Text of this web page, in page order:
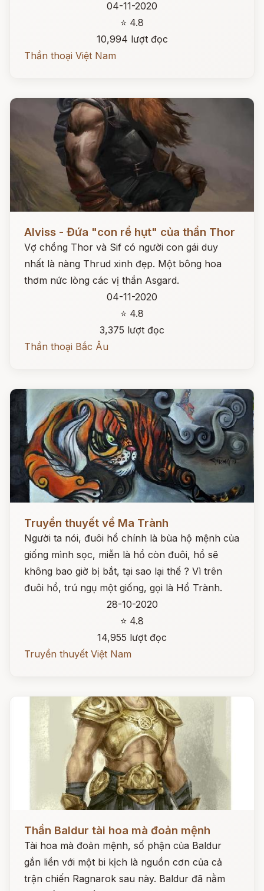
04-11-2020
⭐ 4.8
10,994 lượt đọc
Thần thoại Việt Nam
Alviss - Đứa "con rể hụt" của thần Thor
Vợ chồng Thor và Sif có người con gái duy
nhất là nàng Thrud xinh đẹp. Một bông hoa
thơm nức lòng các vị thần Asgard.
04-11-2020
⭐ 4.8
3,375 lượt đọc
Thần thoại Bắc Âu
Đọc ngay
Truyền thuyết về Ma Trành
Người ta nói, đuôi hổ chính là bùa hộ mệnh của
giống mình sọc, miễn là hổ còn đuôi, hổ sẽ
không bao giờ bị bắt, tại sao lại thế ? Vì trên
đuôi hổ, trú ngụ một giống, gọi là Hổ Trành.
28-10-2020
⭐ 4.8
14,955 lượt đọc
Truyền thuyết Việt Nam
Đọc ngay
Thần Baldur tài hoa mà đoản mệnh
Tài hoa mà đoản mệnh, số phận của Baldur
gắn liền với một bi kịch là nguồn cơn của cả
trận chiến Ragnarok sau này. Baldur đã nằm